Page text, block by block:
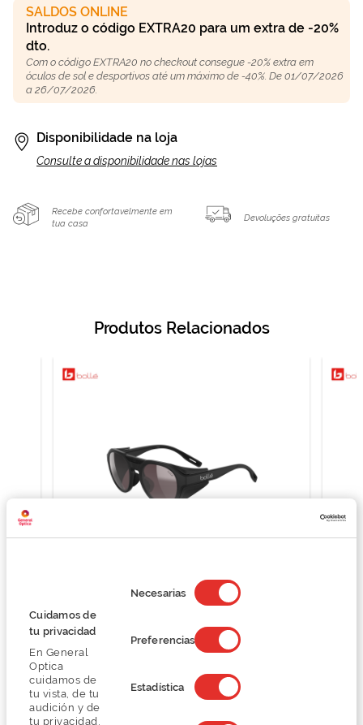
Cuidamos de
tu privacidad
En General
Optica
cuidamos de
tu vista, de tu
audición y de
tu privacidad,
de
consentimiento
Necesarias
Preferencias
Estadística
SALDOS ONLINE
Introduz o código EXTRA20 para um extra de -20%
dto.
Com o código EXTRA20 no checkout consegue -20% extra em
óculos de sol e desportivos até um máximo de -40%. De 01/07/2026
a 26/07/2026.
Disponibilidade na loja
Consulte a disponibilidade nas lojas
Recebe confortavelmente em
tua casa
Devoluções gratuitas
Produtos Relacionados
Bollé ASCENDER BS140009